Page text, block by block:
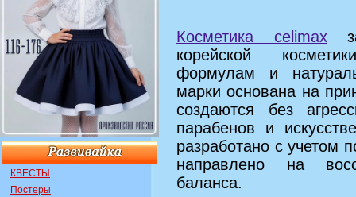
КВЕСТЫ
Постеры
Косметика celimax
корейской
формулам и
марки основана на
создаются без
парабенов и
разработано с учетом
направлено на
баланса.